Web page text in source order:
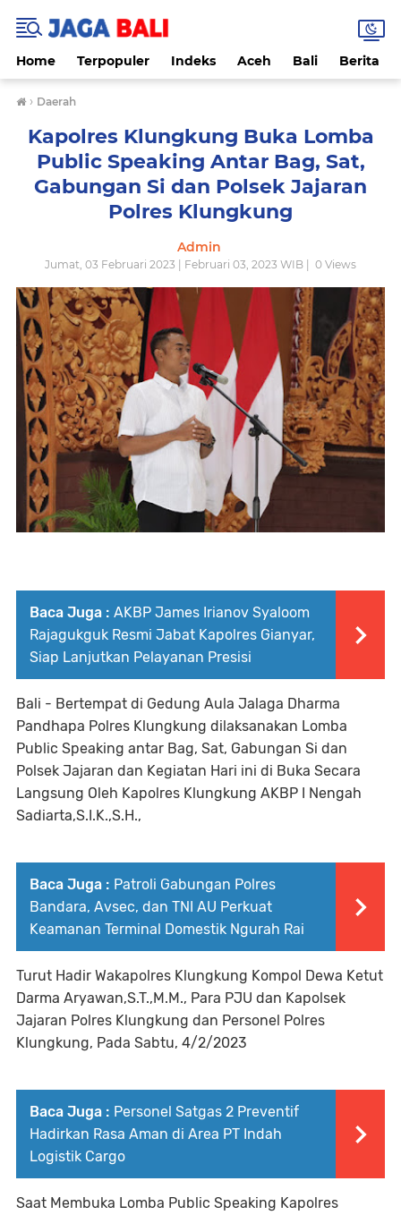
Home Terpopuler Indeks Aceh Bali Berita
› Daerah
Kapolres Klungkung Buka Lomba
Public Speaking Antar Bag, Sat,
Gabungan Si dan Polsek Jajaran
Polres Klungkung
Admin
Jumat, 03 Februari 2023 | Februari 03, 2023 WIB | 0 Views
Baca Juga : AKBP James Irianov Syaloom
Rajagukguk Resmi Jabat Kapolres Gianyar,
Siap Lanjutkan Pelayanan Presisi
Bali - Bertempat di Gedung Aula Jalaga Dharma
Pandhapa Polres Klungkung dilaksanakan Lomba
Public Speaking antar Bag, Sat, Gabungan Si dan
Polsek Jajaran dan Kegiatan Hari ini di Buka Secara
Langsung Oleh Kapolres Klungkung AKBP I Nengah
Sadiarta,S.I.K.,S.H.,
Baca Juga : Patroli Gabungan Polres
Bandara, Avsec, dan TNI AU Perkuat
Keamanan Terminal Domestik Ngurah Rai
Turut Hadir Wakapolres Klungkung Kompol Dewa Ketut
Darma Aryawan,S.T.,M.M., Para PJU dan Kapolsek
Jajaran Polres Klungkung dan Personel Polres
Klungkung, Pada Sabtu, 4/2/2023
Baca Juga : Personel Satgas 2 Preventif
Hadirkan Rasa Aman di Area PT Indah
Logistik Cargo
Saat Membuka Lomba Public Speaking Kapolres